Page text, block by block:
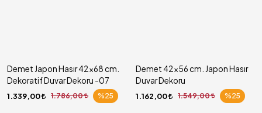
Demet Japon Hasır 42x68 cm.
Dekoratif Duvar Dekoru -07
1.339,00 1.786,00 %25
Demet 42x56 cm. Japon Hasır
Duvar Dekoru
1.162,00 1.549,00 %25